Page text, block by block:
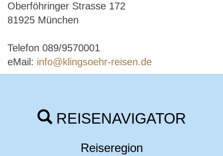
Oberföhringer Strasse 172
81925 München
Telefon 089/9570001
eMail: info@klingsoehr-reisen.de
REISENAVIGATOR
Reiseregion